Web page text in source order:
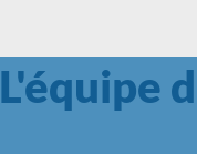
L'équipe